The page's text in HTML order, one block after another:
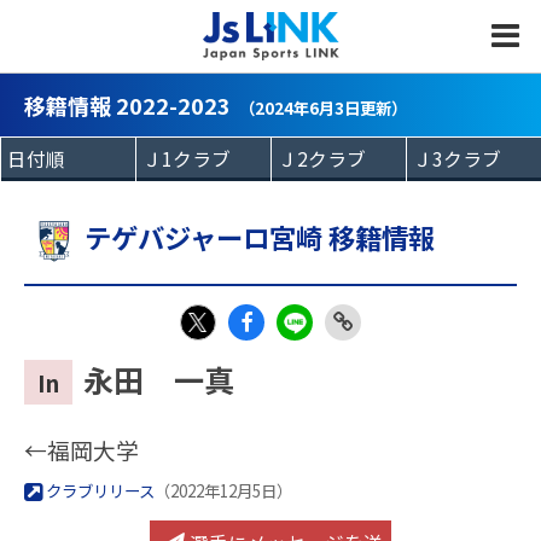
移籍情報 2022-2023 （2024年6月3日更新）
テゲバジャーロ宮崎 移籍情報
In 永田 一真
←福岡大学
クラブリリース （2022年12月5日）